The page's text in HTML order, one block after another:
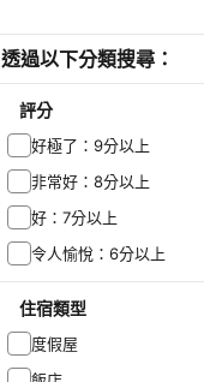
透過以下分類搜尋：
評分
好極了：9分以上
非常好：8分以上
好：7分以上
令人愉悅：6分以上
住宿類型
度假屋